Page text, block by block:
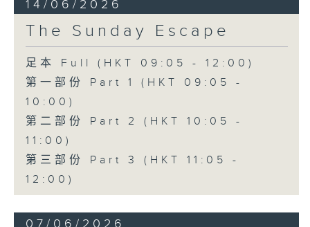
14/06/2026
The Sunday Escape
足本 Full (HKT 09:05 - 12:00)
第一部份 Part 1 (HKT 09:05 -
10:00)
第二部份 Part 2 (HKT 10:05 -
11:00)
第三部份 Part 3 (HKT 11:05 -
12:00)
07/06/2026